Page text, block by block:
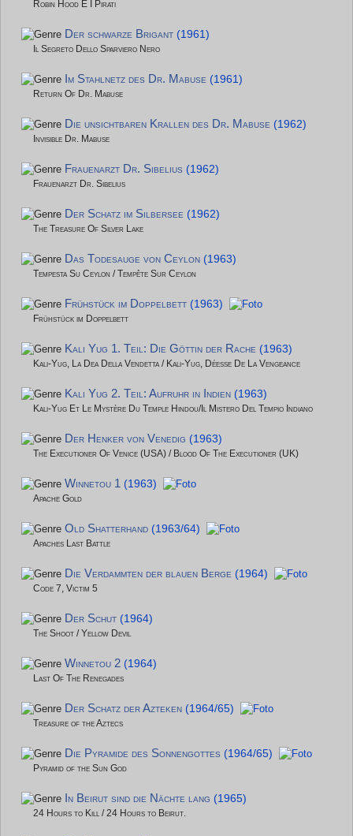
Robin Hood E I Pirati
Der schwarze Brigant (1961)
Il Segreto Dello Sparviero Nero
Im Stahlnetz des Dr. Mabuse (1961)
Return Of Dr. Mabuse
Die unsichtbaren Krallen des Dr. Mabuse (1962)
Invisible Dr. Mabuse
Frauenarzt Dr. Sibelius (1962)
Frauenarzt Dr. Sibelius
Der Schatz im Silbersee (1962)
The Treasure Of Silver Lake
Das Todesauge von Ceylon (1963)
Tempesta Su Ceylon / Tempête Sur Ceylon
Frühstück im Doppelbett (1963)
Frühstück im Doppelbett
Kali Yug 1. Teil: Die Göttin der Rache (1963)
Kali-Yug, La Dea Della Vendetta / Kali-Yug, Déesse De La Vengeance
Kali Yug 2. Teil: Aufruhr in Indien (1963)
Kali-Yug Et Le Mystère Du Temple Hindou/Il Mistero Del Tempio Indiano
Der Henker von Venedig (1963)
The Executioner Of Venice (USA) / Blood Of The Executioner (UK)
Winnetou 1 (1963)
Apache Gold
Old Shatterhand (1963/64)
Apaches Last Battle
Die Verdammten der blauen Berge (1964)
Code 7, Victim 5
Der Schut (1964)
The Shoot / Yellow Devil
Winnetou 2 (1964)
Last Of The Renegades
Der Schatz der Azteken (1964/65)
Treasure of the Aztecs
Die Pyramide des Sonnengottes (1964/65)
Pyramid of the Sun God
In Beirut sind die Nächte lang (1965)
24 Hours to Kill / 24 Hours to Beirut.